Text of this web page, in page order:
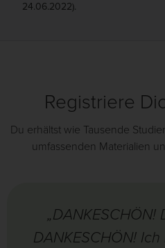
24.06.2022).
Registriere
Du erhältst wie Tausende
umfassenden Materialien
„DANKESCHÖN!
DANKESCHÖN!